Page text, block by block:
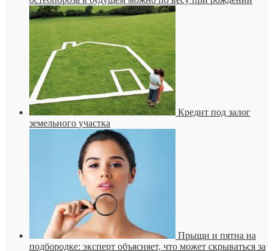
Кредит под залог
земельного участка
Прыщи и пятна на
подбородке: эксперт объясняет, что может скрываться за